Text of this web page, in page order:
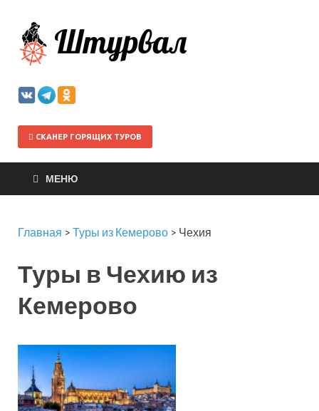
СКАНЕР ГОРЯЩИХ ТУРОВ
МЕНЮ
Главная > Туры из Кемерово > Чехия
Туры в Чехию из
Кемерово